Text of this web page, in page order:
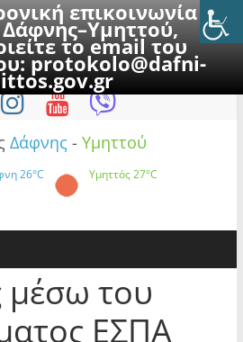
επικοινωνία με
το email του
protokolo@dafni-
6 Αυγούστου 2026
Δάφνης - Υμηττού
26°C Υμηττός27°C
μέσω του
ΕΣΠΑ